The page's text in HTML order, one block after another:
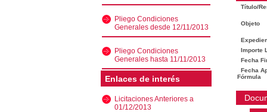
Pliego Condiciones
Generales desde 12/11/2013
Pliego Condiciones
Generales hasta 11/11/2013
Enlaces de interés
Licitaciones Anteriores a
01/12/2013
Título/
Objeto
Importe
Fecha
Fecha
Fórmula